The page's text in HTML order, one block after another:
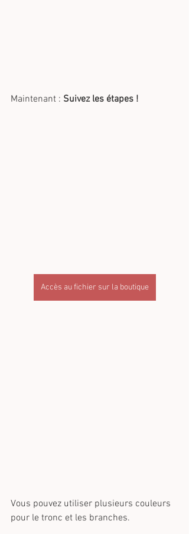
Maintenant : Suivez les étapes !
Accès au fichier sur la boutique
Vous pouvez utiliser plusieurs couleurs
pour le tronc et les branches.